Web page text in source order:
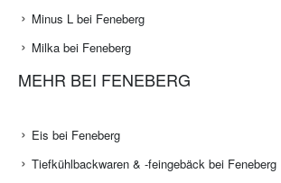
Minus L bei Feneberg
Milka bei Feneberg
MEHR BEI FENEBERG
Eis bei Feneberg
Tiefkühlbackwaren & -feingebäck bei Feneberg